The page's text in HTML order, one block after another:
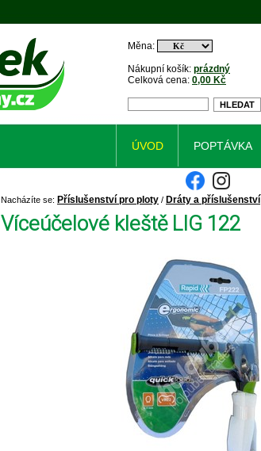
Nacházíte se: Příslušenství pro ploty / Dráty a příslušenství
Víceúčelové kleště LIG 122
Nákupní košík: prázdný
Celková cena: 0,00 Kč
Měna:
ÚVOD POPTÁVKA